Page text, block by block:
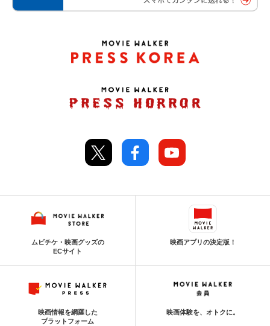
ムビチケ・映画グッズの
ECサイト
映画アプリの決定版！
映画情報を網羅した
プラットフォーム
映画体験を、オトクに。